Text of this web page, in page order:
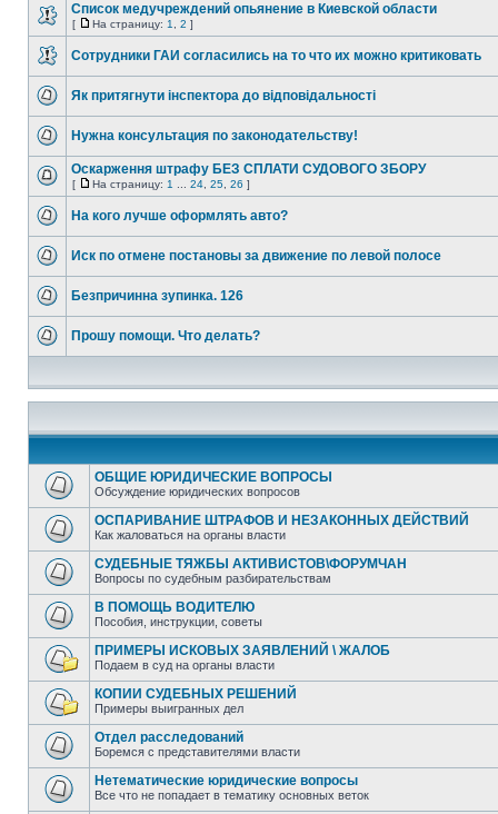
Список медучреждений опьянение в Киевской области
[ На страницу: 1 2 ]
Сотрудники ГАИ согласились на то что их можно критиковать
Як притягнути інспектора до відповідальності
Нужна консультация по законодательству!
Оскарження штрафу БЕЗ СПЛАТИ СУДОВОГО ЗБОРУ
[ На страницу: 1 24 25 26 ]
На кого лучше оформлять авто?
Иск по отмене постановы за движение по левой полосе
Безпричинна зупинка. 126
Прошу помощи. Что делать?
ОБЩИЕ ЮРИДИЧЕСКИЕ ВОПРОСЫ
Обсуждение юридических вопросов
ОСПАРИВАНИЕ ШТРАФОВ И НЕЗАКОННЫХ ДЕЙСТВИЙ
Как жаловаться на органы власти
СУДЕБНЫЕ ТЯЖБЫ АКТИВИСТОВ\ФОРУМЧАН
Вопросы по судебным разбирательствам
В ПОМОЩЬ ВОДИТЕЛЮ
Пособия, инструкции, советы
ПРИМЕРЫ ИСКОВЫХ ЗАЯВЛЕНИЙ \ ЖАЛОБ
Подаем в суд на органы власти
КОПИИ СУДЕБНЫХ РЕШЕНИЙ
Примеры выигранных дел
Отдел расследований
Боремся с представителями власти
Нетематические юридические вопросы
Все что не попадает в тематику основных веток